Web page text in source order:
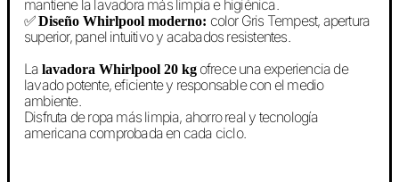
mantiene la lavadora más limpia e higiénica.
✅Diseño Whirlpool moderno: color Gris Tempest, apertura
superior, panel intuitivo y acabados resistentes.
La lavadora Whirlpool 20 kgofrece una experiencia de
lavado potente, eficiente y responsable con el medio
ambiente.
Disfruta de ropa más limpia, ahorro real y tecnología
americana comprobada en cada ciclo.